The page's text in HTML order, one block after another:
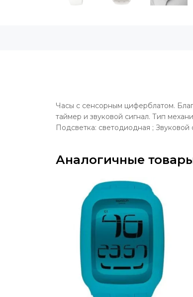
Часы с сенсорным циферблатом.
таймер и звуковой сигнал. Тип
Подсветка: светодиодная ; Звуковой
Аналогичные